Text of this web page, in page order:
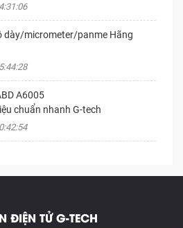
dày/micrometer/panme Hãng
A6005
chuẩn nhanh G-tech
ĐIỆN TỬ G-TECH